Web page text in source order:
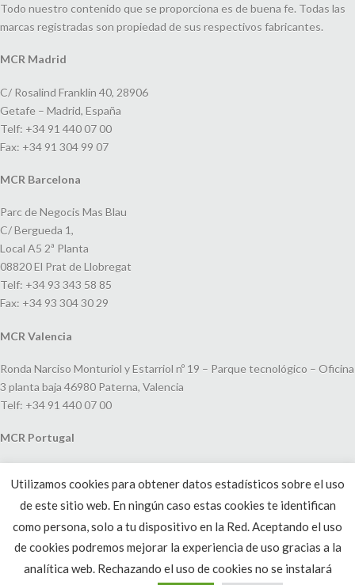
Todo nuestro contenido que se proporciona es de buena fe. Todas las
marcas registradas son propiedad de sus respectivos fabricantes.
MCR Madrid
C/ Rosalind Franklin 40, 28906
Getafe – Madrid, España
Telf: +34 91 440 07 00
Fax: +34 91 304 99 07
MCR Barcelona
Parc de Negocis Mas Blau
C/ Bergueda 1,
Local A5 2ª Planta
08820 El Prat de Llobregat
Telf: +34 93 343 58 85
Fax: +34 93 304 30 29
MCR Valencia
Ronda Narciso Monturiol y Estarriol nº 19 – Parque tecnológico – Oficina
3 planta baja 46980 Paterna, Valencia
Telf: +34 91 440 07 00
MCR Portugal
João V, 24
1250-091 Lisboa, Portugal
Telf: +351 220 993 033
Utilizamos cookies para obtener datos estadísticos sobre el uso
de este sitio web. En ningún caso estas cookies te identifican
como persona, solo a tu dispositivo en la Red. Aceptando el uso
de cookies podremos mejorar la experiencia de uso gracias a la
analítica web. Rechazando el uso de cookies no se instalará